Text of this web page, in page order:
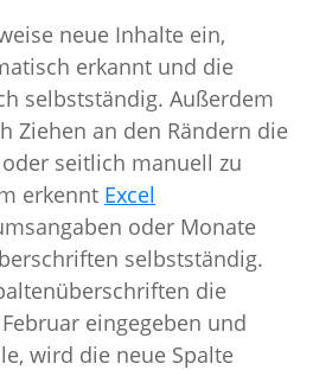
neue Inhalte ein,
erkannt und die
selbstständig. Außerdem
Ziehen an den Rändern die
seitlich manuell zu
erkennt Excel
oder Monate
selbstständig.
die
eingegeben und
wird die neue Spalte